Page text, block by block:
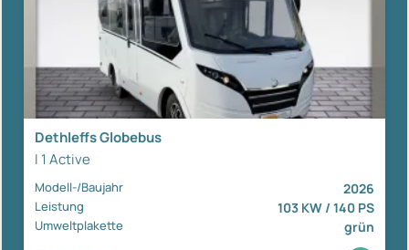
Dethleffs Globebus
I 1 Active
Modell-/Baujahr 2026
Leistung 103 KW / 140 PS
Umweltplakette grün